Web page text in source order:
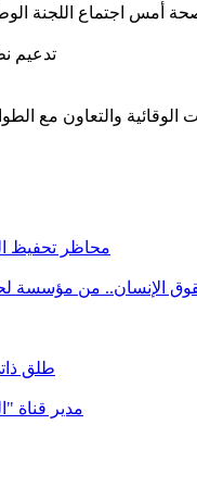
• تدعيم
محاظر تحفيظ
الإنسان.. من مؤسسة
طلق
مدير قناة